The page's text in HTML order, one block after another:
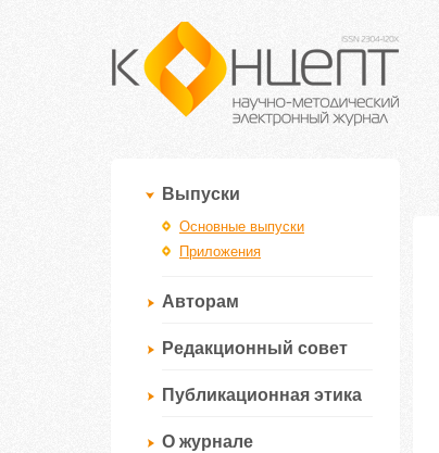
Выпуски
Основные выпуски
Приложения
Авторам
Редакционный совет
Публикационная этика
О журнале